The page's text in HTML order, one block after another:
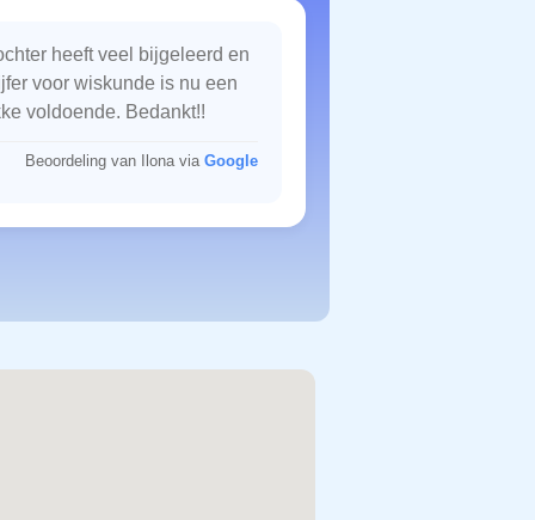
heeft veel bijgeleerd en
voor wiskunde is nu een
voldoende. Bedankt!!
Beoordeling van Ilona via Google